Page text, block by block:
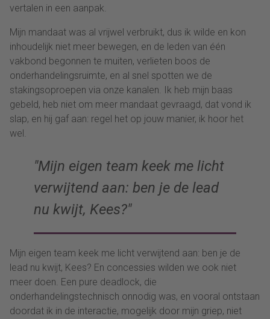
vertalen in een aanpak.
Mijn mandaat was al vrijwel verbruikt, dus ik wilde en kon
inhoudelijk niet meer bewegen, en de leden van één
vakbond begonnen te muiten, verlieten boos de
onderhandelingsruimte, en al snel spotten we de
stakingsoproepen via onze kanalen. Ik heb mijn baas
gebeld, heb niet om meer mandaat gevraagd, dat vond ik
slap, en hij gaf aan: regel het op jouw manier, ik hoor het
wel.
Mijn eigen team keek me licht
verwijtend aan: ben je de lead
nu kwijt, Kees?
Mijn eigen team keek me licht verwijtend aan: ben je de
lead nu kwijt, Kees? En concessies wilden we ook niet
meer doen. Een pure deadlock, die
onderhandelingstechnisch onnodig was, en vooral ontstaan
doordat ik in de interactie, mogelijk door mijn griep, niet